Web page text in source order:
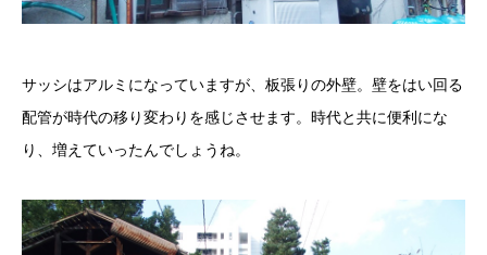
サッシはアルミになっていますが、板張りの外壁。壁をはい回る
配管が時代の移り変わりを感じさせます。時代と共に便利にな
り、増えていったんでしょうね。